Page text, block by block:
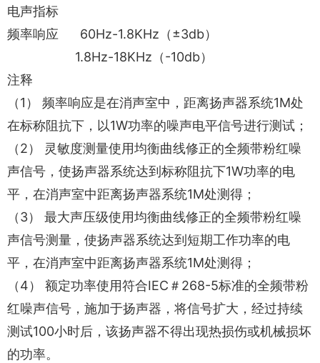
电声指标
频率响应 60Hz-1.8KHz（±3db）
1.8Hz-18KHz（-10db）
注释
（1） 频率响应是在消声室中，距离扬声器系统1M处
在标称阻抗下，以1W功率的噪声电平信号进行测试；
（2） 灵敏度测量使用均衡曲线修正的全频带粉红噪
声信号，使扬声器系统达到标称阻抗下1W功率的电
平，在消声室中距离扬声器系统1M处测得；
（3） 最大声压级使用均衡曲线修正的全频带粉红噪
声信号测量，使扬声器系统达到短期工作功率的电
平，在消声室中距离扬声器系统1M处测得；
（4） 额定功率使用符合IEC＃268-5标准的全频带粉
红噪声信号，施加于扬声器，将信号扩大，经过持续
测试100小时后，该扬声器不得出现热损伤或机械损坏
的功率。